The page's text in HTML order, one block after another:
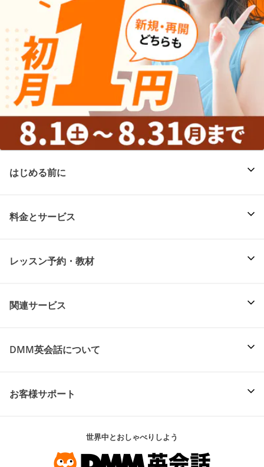
はじめる前に
料金とサービス
レッスン予約・教材
関連サービス
DMM英会話について
お客様サポート
世界中とおしゃべりしよう